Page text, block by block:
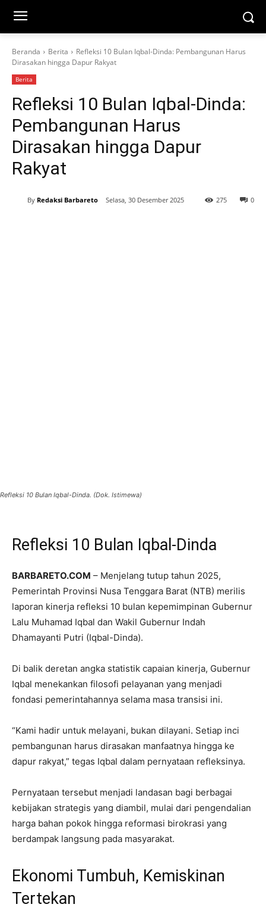
Beranda Berita
Refleksi 10 Bulan Iqbal-Dinda: Pembangunan Harus
Dirasakan hingga Dapur Rakyat
Berita
Refleksi 10 Bulan Iqbal-Dinda:
Pembangunan Harus
Dirasakan hingga Dapur
Rakyat
By Redaksi Barbareto Selasa, 30 Desember 2025 0
275
Refleksi 10 Bulan Iqbal-Dinda. (Dok. Istimewa)
Refleksi 10 Bulan Iqbal-Dinda
BARBARETO.COM – Menjelang tutup tahun 2025,
Pemerintah Provinsi Nusa Tenggara Barat (NTB) merilis
laporan kinerja refleksi 10 bulan kepemimpinan Gubernur
Lalu Muhamad Iqbal dan Wakil Gubernur Indah
Dhamayanti Putri (Iqbal-Dinda).
Di balik deretan angka statistik capaian kinerja, Gubernur
Iqbal menekankan filosofi pelayanan yang menjadi
fondasi pemerintahannya selama masa transisi ini.
“Kami hadir untuk melayani, bukan dilayani. Setiap inci
pembangunan harus dirasakan manfaatnya hingga ke
dapur rakyat,” tegas Iqbal dalam pernyataan refleksinya.
Pernyataan tersebut menjadi landasan bagi berbagai
kebijakan strategis yang diambil, mulai dari pengendalian
harga bahan pokok hingga reformasi birokrasi yang
berdampak langsung pada masyarakat.
Ekonomi Tumbuh, Kemiskinan
Tertekan